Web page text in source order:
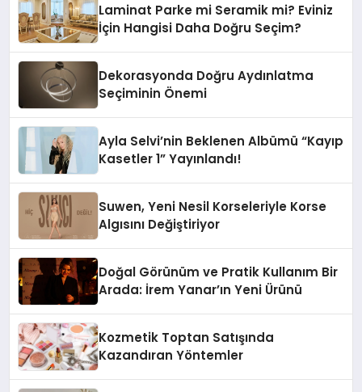
Laminat Parke mi Seramik mi? Eviniz
İçin Hangisi Daha Doğru Seçim?
Dekorasyonda Doğru Aydınlatma
Seçiminin Önemi
Ayla Selvi’nin Beklenen Albümü “Kayıp
Kasetler 1” Yayınlandı!
Suwen, Yeni Nesil Korseleriyle Korse
Algısını Değiştiriyor
Doğal Görünüm ve Pratik Kullanım Bir
Arada: İrem Yanar’ın Yeni Ürünü
Kozmetik Toptan Satışında
Kazandıran Yöntemler